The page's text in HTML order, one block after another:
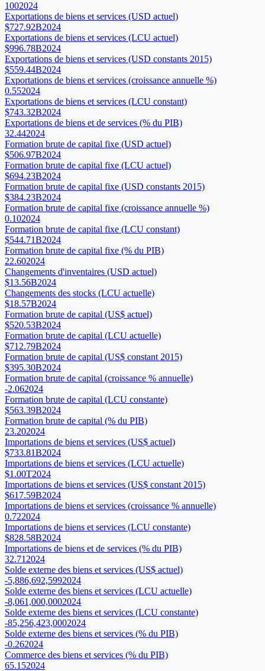
1002024
Exportations de biens et services (USD actuel)
$727.92B2024
Exportations de biens et services (LCU actuel)
$996.78B2024
Exportations de biens et services (USD constants 2015)
$559.44B2024
Exportations de biens et services (croissance annuelle %)
0.552024
Exportations de biens et services (LCU constant)
$743.32B2024
Exportations de biens et de services (% du PIB)
32.442024
Formation brute de capital fixe (USD actuel)
$506.97B2024
Formation brute de capital fixe (LCU actuel)
$694.23B2024
Formation brute de capital fixe (USD constants 2015)
$384.23B2024
Formation brute de capital fixe (croissance annuelle %)
0.102024
Formation brute de capital fixe (LCU constant)
$544.71B2024
Formation brute de capital fixe (% du PIB)
22.602024
Changements d'inventaires (USD actuel)
$13.56B2024
Changements des stocks (LCU actuelle)
$18.57B2024
Formation brute de capital (US$ actuel)
$520.53B2024
Formation brute de capital (LCU actuelle)
$712.79B2024
Formation brute de capital (US$ constant 2015)
$395.30B2024
Formation brute de capital (croissance % annuelle)
-2.062024
Formation brute de capital (LCU constante)
$563.39B2024
Formation brute de capital (% du PIB)
23.202024
Importations de biens et services (US$ actuel)
$733.81B2024
Importations de biens et services (LCU actuelle)
$1.00T2024
Importations de biens et services (US$ constant 2015)
$617.59B2024
Importations de biens et services (croissance % annuelle)
0.722024
Importations de biens et services (LCU constante)
$828.58B2024
Importations de biens et de services (% du PIB)
32.71 2024
Solde externe des biens et services (US$ actuel)
-5,886,692,5992024
Solde externe des biens et services (LCU actuelle)
-8,061,000,0002024
Solde externe des biens et services (LCU constante)
-85,256,423,0002024
Solde externe des biens et services (% du PIB)
-0.262024
Commerce des biens et services (% du PIB)
65.152024